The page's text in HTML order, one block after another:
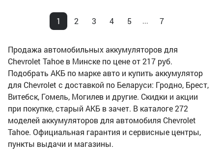
1 2 3 4 5 ... 7
Продажа автомобильных аккумуляторов для
Chevrolet Tahoe в Минске по цене от 217 руб.
Подобрать АКБ по марке авто и купить аккумулятор
для Chevrolet с доставкой по Беларуси: Гродно, Брест,
Витебск, Гомель, Могилев и другие. Скидки и акции
при покупке, старый АКБ в зачет. В каталоге 272
моделей аккумуляторов для автомобиля Chevrolet
Tahoe. Официальная гарантия и сервисные центры,
пункты выдачи и магазины.